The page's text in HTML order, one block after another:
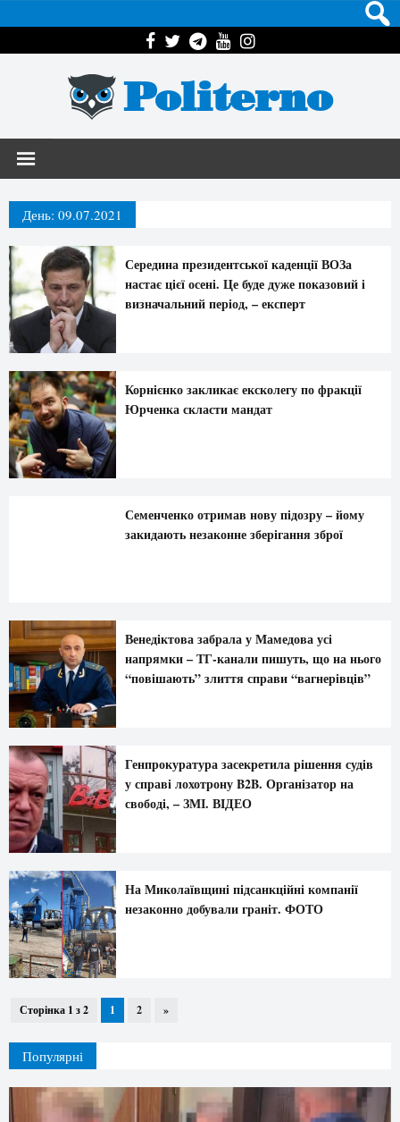
Politerno
День: 09.07.2021
Середина президентської каденції ВОЗа
настає цієї осені. Це буде дуже показовий і
визначальний період, – експерт
Корнієнко закликає ексколегу по фракції
Юрченка скласти мандат
Семенченко отримав нову підозру – йому
закидають незаконне зберігання зброї
Венедіктова забрала у Мамедова усі
напрямки – ТГ-канали пишуть, що на нього
“повішають” злиття справи “вагнерівців”
Генпрокуратура засекретила рішення судів
у справі лохотрону B2B. Організатор на
свободі, – ЗМІ. ВIДЕО
На Миколаївщині підсанкційні компанії
незаконно добували граніт. ФОТО
Сторінка 1 з 2 1 2 »
Популярні